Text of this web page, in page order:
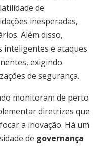
de
inesperadas,
Além disso,
inteligentes e ataques
exigindo
de segurança.
monitoram de perto
diretrizes que
a inovação. Há um
de governança